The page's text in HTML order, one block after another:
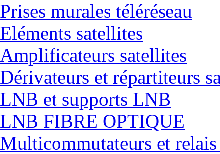
Prises murales téléréseau
Eléments satellites
Amplificateurs satellites
Dérivateurs et répartiteurs
LNB et supports LNB
LNB FIBRE OPTIQUE
Multicommutateurs et